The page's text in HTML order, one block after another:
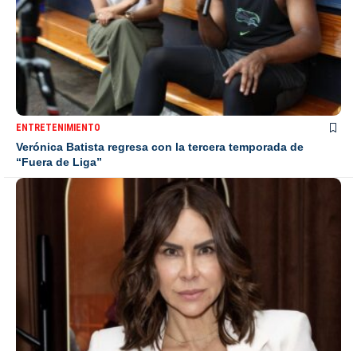
ENTRETENIMIENTO
Verónica Batista regresa con la tercera temporada de
“Fuera de Liga”